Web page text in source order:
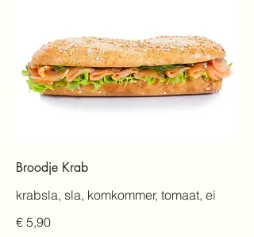
Broodje Krab
krabsla, sla, komkommer, tomaat, ei
€ 5,90